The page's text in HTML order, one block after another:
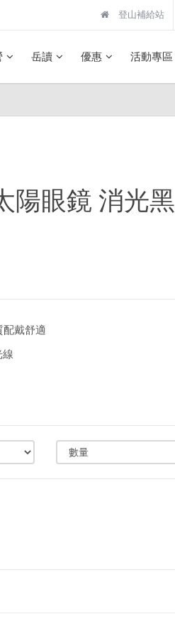
登山補給站
岳讀 優惠 活動專區
陽眼鏡 消光黑
配戴舒適
線